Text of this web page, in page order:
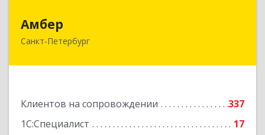
Амбер
Санкт-Петербург
Клиентов на сопровождении
337
1С:Специалист
17
191119, Санкт-Петербург г, Правды ул, дом №